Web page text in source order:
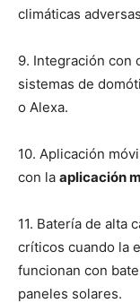
climáticas
9. Integración con
sistemas de
o Alexa.
10. Aplicación
con la aplicación
11. Batería de alta
críticos cuando la
funcionan con
paneles solares.